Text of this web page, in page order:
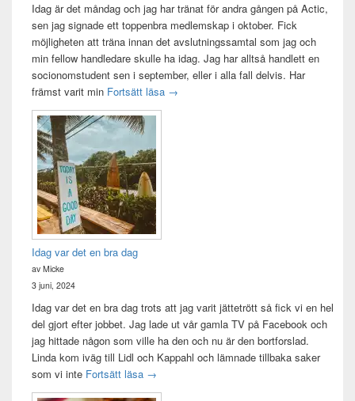
Idag är det måndag och jag har tränat för andra gången på Actic,
sen jag signade ett toppenbra medlemskap i oktober. Fick
möjligheten att träna innan det avslutningssamtal som jag och
min fellow handledare skulle ha idag. Jag har alltså handlett en
socionomstudent sen i september, eller i alla fall delvis. Har
främst varit min Fortsätt läsa Att vara handledare åt en student
→
Idag var det en bra dag
av Micke
3 juni, 2024
Idag var det en bra dag trots att jag varit jättetrött så fick vi en hel
del gjort efter jobbet. Jag lade ut vår gamla TV på Facebook och
jag hittade någon som ville ha den och nu är den bortforslad.
Linda kom iväg till Lidl och Kappahl och lämnade tillbaka saker
som vi inte Fortsätt läsa Idag var det en bra dag
→